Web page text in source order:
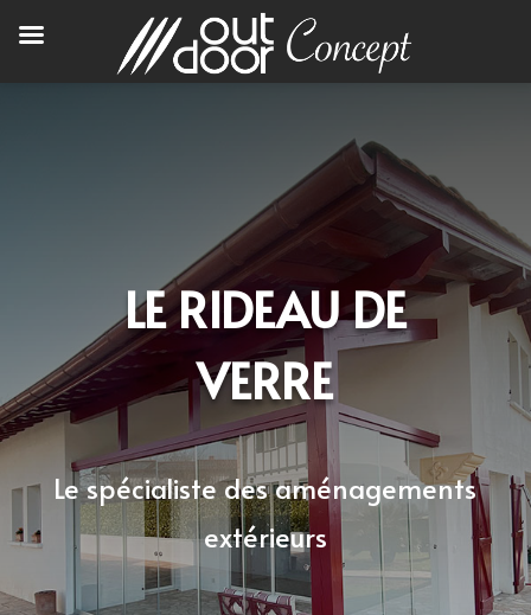
LE RIDEAU DE
VERRE
Le spécialiste des aménagements
extérieurs